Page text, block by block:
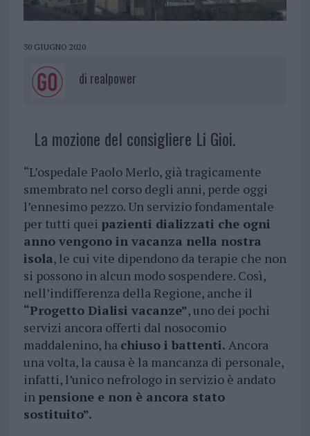
30 GIUGNO 2020
di realpower
La mozione del consigliere Li Gioi.
“L’ospedale Paolo Merlo, già tragicamente
smembrato nel corso degli anni, perde oggi
l’ennesimo pezzo. Un servizio fondamentale
per tutti quei pazienti dializzati che ogni
anno vengono in vacanza nella nostra
isola, le cui vite dipendono da terapie che non
si possono in alcun modo sospendere. Così,
nell’indifferenza della Regione, anche il
“Progetto Dialisi vacanze”, uno dei pochi
servizi ancora offerti dal nosocomio
maddalenino, ha chiuso i battenti. Ancora
una volta, la causa è la mancanza di personale,
infatti, l’unico nefrologo in servizio è andato
in pensione e non è ancora stato
sostituito”.